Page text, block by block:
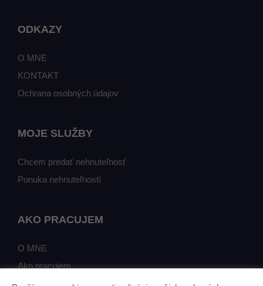
ODKAZY
O MNE
KONTAKT
Ochrana osobných údajov
MOJE SLUŽBY
Chcem predať nehnuteľnosť
Ponuka nehnuteľností
AKO PRACUJEM
O MNE
Ako pracujem